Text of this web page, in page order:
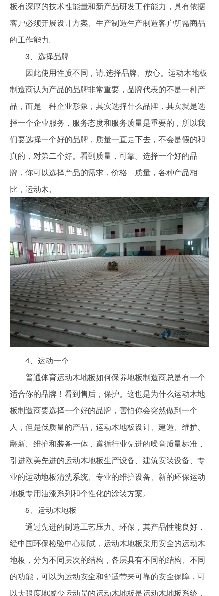
板有深厚的技术性能量和新产品研发工作能力，具有依据
客户必须开展设计方案、生产制造生产制造客户所需商品
的工作能力。
3、选择品牌
因此使用性质不同，请.选择品牌、放心。运动木地板
制造商认为产品的品牌非常重要，品牌代表的不是一种产
品，而是一种企业形象，其实选择什么品牌，其实就是选
择一个企业服务，服务态度和服务质量是重要的，所以我
们要选择一个好的品牌，质量一直走下去，不会是假的和
真的，对第二个好。看到质量，可靠。选择一个好的品
牌，你可以选择产品的需求，价格，质量，各种产品相
比，运动木。
4、运动一个
普通体育运动木地板如何保养地板制造商总是有一个
适合你的品牌！看到售后，保护。这也是为什么运动木地
板制造商要选择一个好的品牌，害怕你会突然做到一个
人，但是低质量的产品，运动木地板设计、建造、维护、
翻新、维护和装备一体，遵循行业先进的噪音质量标准，
引进欧美先进的运动木地板生产设备、建筑安装设备、专
业的运动地板清洗系统、专业的维护设备、新的环保运动
地板专用油漆系列和个性化的涂装方案。
5、运动木地板
通过先进的制造工艺压力、环保，其产品性能良好，
经中国环保检验中心测试，运动木地板采用安全的运动木
地板，分为不同层次的结构，各层具有不同的结构、不同
的功能，可以为运动安全和舒适带来可靠的安全保障，可
以大限度地减少运动员的运动木地板是运动木地板系统，